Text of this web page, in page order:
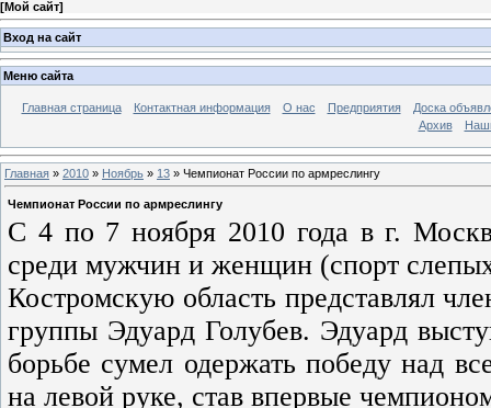
[Мой сайт]
Вход на сайт
Меню сайта
Главная страница Контактная информация О нас Предприятия
Доска
Архив
Главная » 2010 » Ноябрь » 13 » Чемпионат России по армреслингу
Чемпионат России по армреслингу
С 4 по 7 ноября 2010 года в г.
среди мужчин и женщин (спорт
Костромскую область представлял
группы Эдуард Голубев. Эдуард
борьбе сумел одержать победу над
на левой руке, став впервые